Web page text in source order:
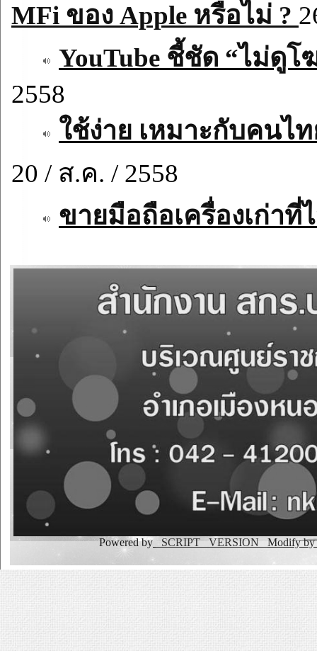
MFi ของ Apple หรือไม่ ?
YouTube ชี้ชัด “ไม่ดู
2558
ใช้ง่าย เหมาะกับคนไ
20 / ส.ค. / 2558
ขายมือถือเครื่องเก่า
Powered by _SCRIPT _VERSION Modify